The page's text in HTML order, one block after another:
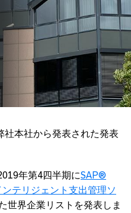
社本社から発表された発表
年第4四半期にSAP®
ンテリジェント支出管理ソ
世界企業リストを発表しま